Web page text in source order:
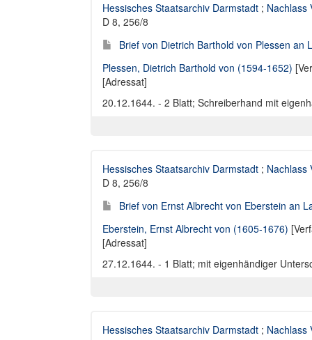
Hessisches Staatsarchiv Darmstadt ; Nachlass
D 8, 256/8
Brief von Dietrich Barthold von Plessen
Plessen, Dietrich Barthold von (1594-1652)
[Adressat]
20.12.1644. - 2 Blatt; Schreiberhand mit
Hessisches Staatsarchiv Darmstadt ; Nachlass
D 8, 256/8
Brief von Ernst Albrecht von Eberstein an
Eberstein, Ernst Albrecht von (1605-1676)
[Adressat]
27.12.1644. - 1 Blatt; mit eigenhändiger
Hessisches Staatsarchiv Darmstadt ; Nachlass